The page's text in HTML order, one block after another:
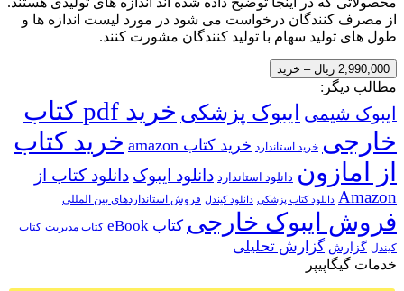
از مصرف کنندگان درخواست می شود در مورد لیست اندازه ها و
طول های تولید سهام با تولید کنندگان مشورت کنند.
2,990,000 ریال – خرید
مطالب دیگر:
ایبوک شیمی ایبوک پزشکی
خرید pdf کتاب
خارجی خرید استاندارد خرید کتاب amazon
خرید کتاب
از امازون دانلود استاندارد دانلود ایبوک دانلود کتاب از
Amazon دانلود کتاب پزشکی دانلود کیندل فروش استانداردهای بین المللی
فروش ایبوک خارجی کتاب eBook کتاب مدیریت کتاب
کیندل گزارش گزارش تحلیلی
خدمات گیگاپیپر